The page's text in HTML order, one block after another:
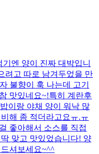
엔 양이 진짜 대박입니
려고 따로 남겨두었을 만
불향이 훅 나는데 고기
맛있네요~!특히 계란후
이랑 야채 양이 워낙 많
해 좀 적더라고요ㅠ.ㅠ
좋아해서 소스를 직접
맞고 맛있었습니다! 양
셔보세요~^^